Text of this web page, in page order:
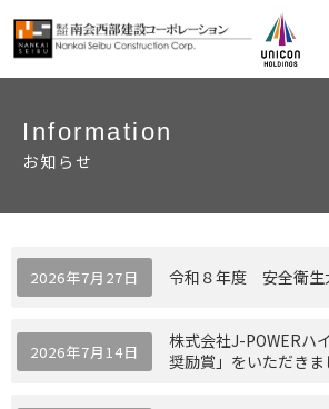
Information
お知らせ
2026年7月27日 令和８年度 安全衛生
2026年7月14日
株式会社J-POWERハ
奨励賞」をいただきま